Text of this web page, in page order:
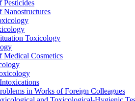
Pesticides
Toxicology
Medical Cosmetics
in Works of Foreign Colleagues